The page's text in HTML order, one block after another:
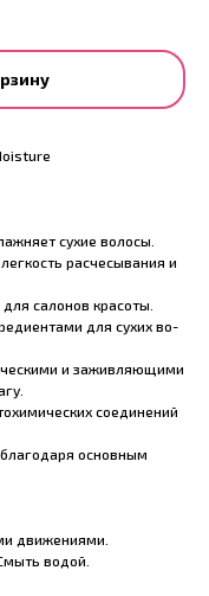
сухие волосы.
расчесывания и
салонов красоты.
для сухих во-
и заживляющими
соединений
основным
движениями.
водой.